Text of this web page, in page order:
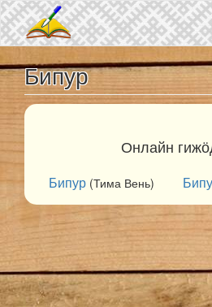
Skip to main content
Бипур
Онлайн
Бипур (Тима Вень)